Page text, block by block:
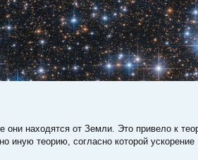
находятся от Земли. Это привело к
иную теорию, согласно которой ускорение